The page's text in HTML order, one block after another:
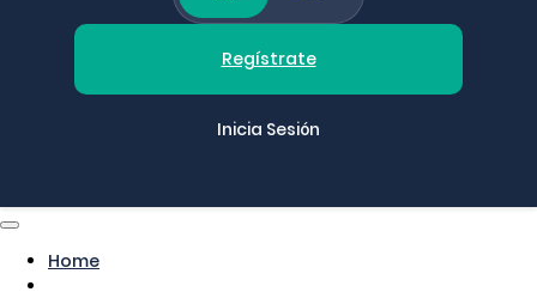
Regístrate
Inicia Sesión
Home